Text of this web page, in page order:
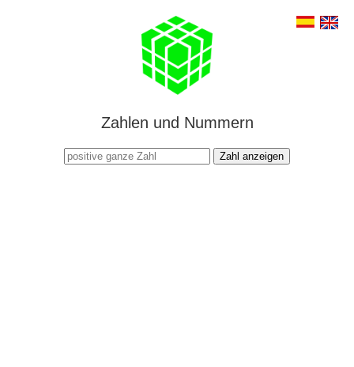
Zahlen und Nummern
Zahl anzeigen